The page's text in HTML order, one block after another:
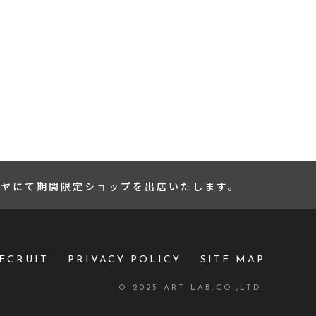
て期間限定ショップを出店いたします。
PRIVACY POLICY SITE MAP
© 2025 ART LAB.CO.,LTD.